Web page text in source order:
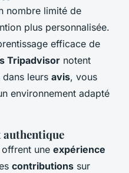
nombre limité de
plus personnalisée.
efficace de
Tripadvisor notent
leurs avis, vous
environnement adapté
authentique
une expérience
contributions sur